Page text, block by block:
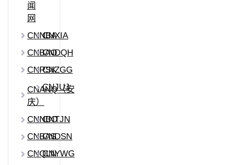
闻
网
CNNBA
CNXIA
CNBAOCNDQH
CNRSKCNZGG
CNANQ（安
庆）
CNJUJ
CNNBO
CNTJN
CNBASCNDSN
CNQLNCNYWG